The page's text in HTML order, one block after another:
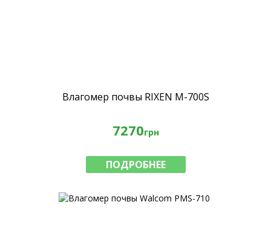
Влагомер почвы RIXEN M-700S
7270грн
ПОДРОБНЕЕ